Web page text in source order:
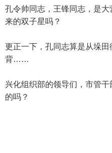
孔令帅同志，王锋同志，是
来的双子星吗？
更正一下，孔同志算是从垛
背……
兴化组织部的领导们，市管
的吗？